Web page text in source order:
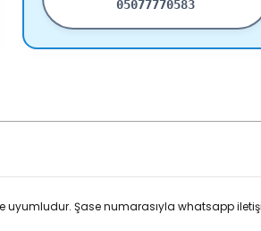
05077770583
ile uyumludur. Şase numarasıyla whatsapp